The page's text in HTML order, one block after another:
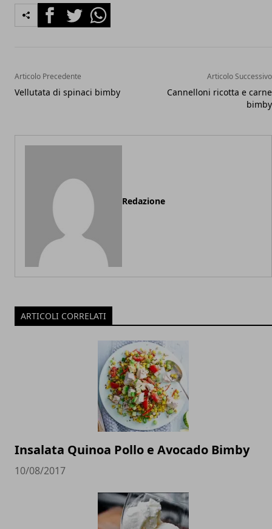
FacebookTwitterWhatsapp
Articolo Precedente
Vellutata di spinaci bimby
Articolo Successivo
Cannelloni ricotta e carne
bimby
Redazione
ARTICOLI CORRELATI
Insalata Quinoa Pollo e Avocado Bimby
10/08/2017